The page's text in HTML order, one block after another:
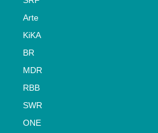
Arte
KiKA
BR
MDR
RBB
SWR
ONE